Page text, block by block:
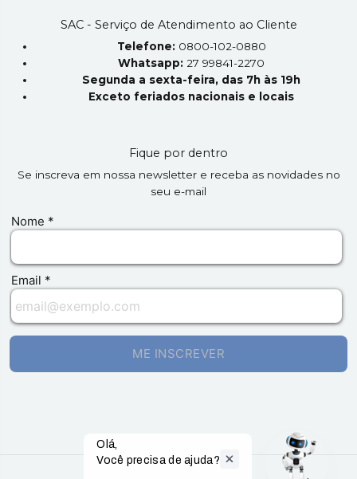
SAC - Serviço de Atendimento ao Cliente
Telefone: 0800-102-0880
Whatsapp: 27 99841-2270
Segunda a sexta-feira, das 7h às 19h
Exceto feriados nacionais e locais
Fique por dentro
Se inscreva em nossa newsletter e receba as novidades no
seu e-mail
Olá,
Você precisa de ajuda?